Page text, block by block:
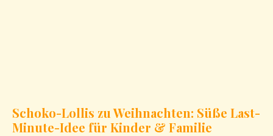
Schoko-Lollis zu Weihnachten: Süße Last-
Minute-Idee für Kinder & Familie